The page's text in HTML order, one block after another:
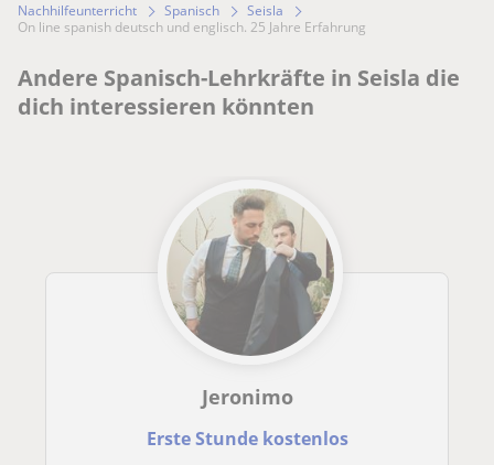
Nachhilfeunterricht Spanisch
Seisla
On line spanish deutsch und englisch. 25 Jahre Erfahrung
Andere Spanisch-Lehrkräfte in Seisla die
dich interessieren könnten
Jeronimo
Erste Stunde kostenlos